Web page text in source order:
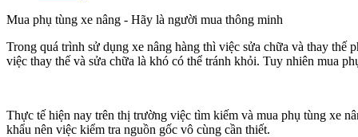
Mua phụ tùng xe nâng - Hãy là người mua thông minh
Trong quá trình sử dụng xe nâng hàng thì việc sửa chữa và thay
việc thay thế và sửa chữa là khó có thể tránh khỏi. Tuy nhiên mua
Thực tế hiện nay trên thị trường việc tìm kiếm và mua phụ tùng xe
khẩu nên việc kiểm tra nguồn gốc vô cùng cần thiết.